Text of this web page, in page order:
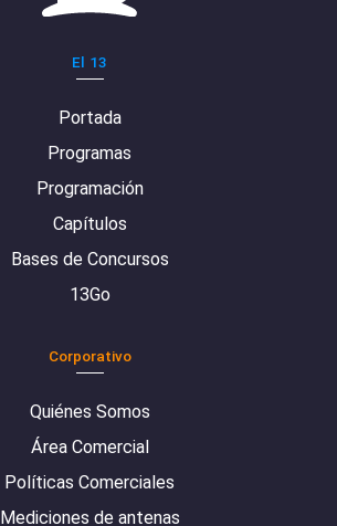
El 13
Portada
Programas
Programación
Capítulos
Bases de Concursos
13Go
Corporativo
Quiénes Somos
Área Comercial
Políticas Comerciales
Mediciones de antenas